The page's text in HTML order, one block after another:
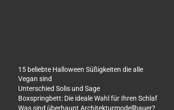
15 beliebte Halloween Süßigkeiten die alle
Vegan sind
Unterschied Solis und Sage
Boxspringbett: Die ideale Wahl für Ihren Schlaf
Was sind überhaupt Architekturmodellbauer?